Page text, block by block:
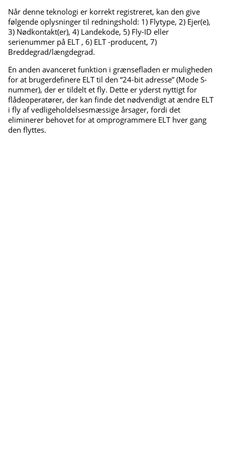
Når denne teknologi er korrekt registreret, kan den give
følgende oplysninger til redningshold: 1) Flytype, 2) Ejer(e),
3) Nødkontakt(er), 4) Landekode, 5) Fly-ID eller
serienummer på ELT , 6) ELT -producent, 7)
Breddegrad/længdegrad.
En anden avanceret funktion i grænsefladen er muligheden
for at brugerdefinere ELT til den “24-bit adresse” (Mode S-
nummer), der er tildelt et fly. Dette er yderst nyttigt for
flådeoperatører, der kan finde det nødvendigt at ændre ELT
i fly af vedligeholdelsesmæssige årsager, fordi det
eliminerer behovet for at omprogrammere ELT hver gang
den flyttes.